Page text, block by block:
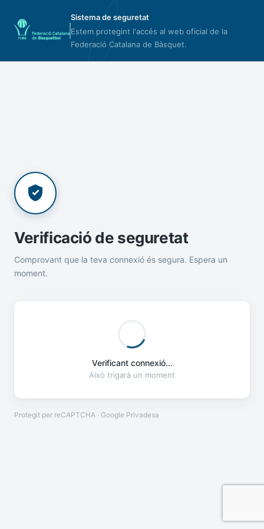
Sistema de seguretat
Estem protegint l'accés al web oficial de la
Federació Catalana de Bàsquet.
Verificació de seguretat
Comprovant que la teva connexió és segura. Espera un
moment.
Verificant connexió...
Això trigarà un moment
Protegit per reCAPTCHA · Google Privadesa